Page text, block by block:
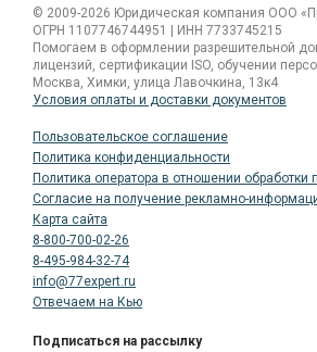
Специалист по
© 2009-2026 Юридическая компания ООО
ОГРН 1107746744951 | ИНН 7733745215
Помогаем в оформлении разрешительной
лицензий, сертификации ISO, обучении
Москва, Химки, улица Лавочкина, 13к4
Условия оплаты и доставки документов
Пользовательское соглашение
Политика конфиденциальности
Политика оператора в отношении
Согласие на получение рекламно-
Карта сайта
8-800-700-02-26
8-495-984-32-74
info@77expert.ru
Отвечаем на Кью
Подписаться на рассылку